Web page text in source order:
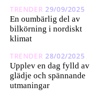
TRENDER 29/09/2025
En oumbärlig del av
bilkörning i nordiskt
klimat
TRENDER 28/02/2025
Upplev en dag fylld av
glädje och spännande
utmaningar